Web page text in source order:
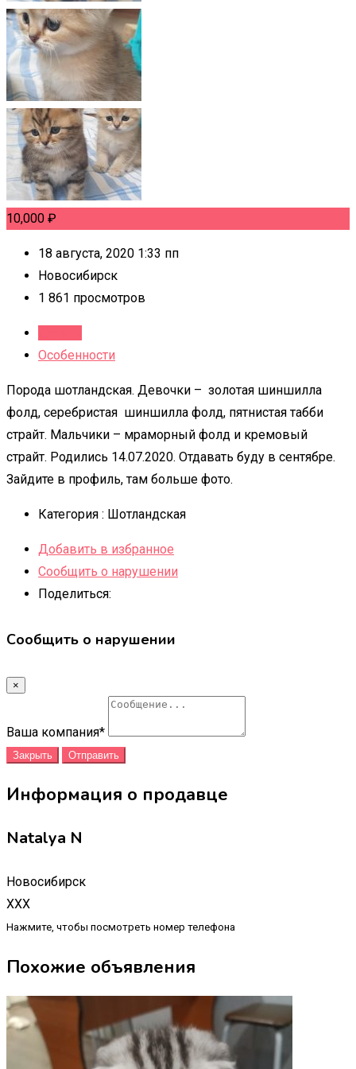
10,000 ₽
18 августа, 2020 1:33 пп
Новосибирск
1 861 просмотров
Особенности
Порода шотландская. Девочки – золотая шиншилла
фолд, серебристая шиншилла фолд, пятнистая табби
страйт. Мальчики – мраморный фолд и кремовый
страйт. Родились 14.07.2020. Отдавать буду в сентябре.
Зайдите в профиль, там больше фото.
Категория : Шотландская
Добавить в избранное
Сообщить о нарушении
Поделиться:
Сообщить о нарушении
×
Ваша компания*
Закрыть Отправить
Информация о продавце
Natalya N
Новосибирск
XXX
Нажмите, чтобы посмотреть номер телефона
Похожие объявления